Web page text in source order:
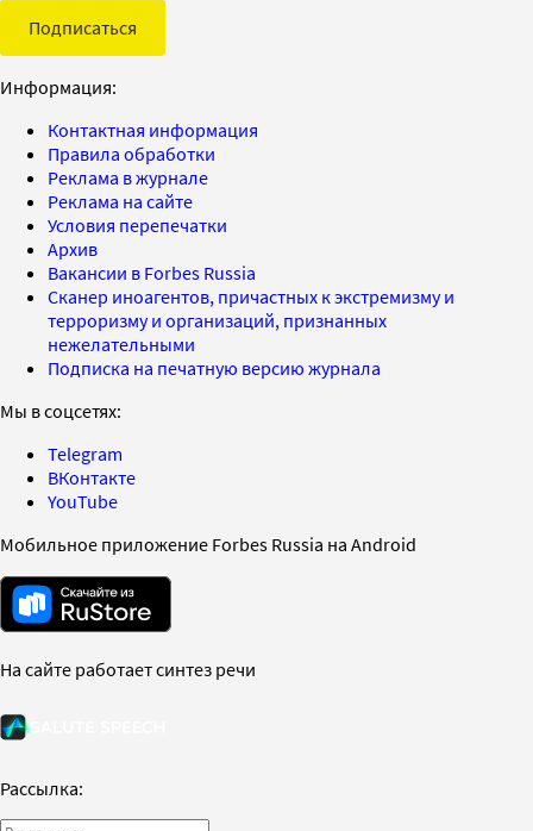
Подписаться
Информация:
Контактная информация
Правила обработки
Реклама в журнале
Реклама на сайте
Условия перепечатки
Архив
Вакансии в Forbes Russia
Сканер иноагентов, причастных к экстремизму и
терроризму и организаций, признанных
нежелательными
Подписка на печатную версию журнала
Мы в соцсетях:
Telegram
ВКонтакте
YouTube
Мобильное приложение Forbes Russia на Android
На сайте работает синтез речи
Рассылка: